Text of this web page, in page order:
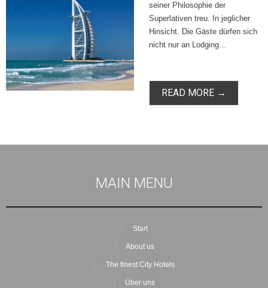
seiner Philosophie der
Superlativen treu. In jeglicher
Hinsicht. Die Gäste dürfen sich
nicht nur an Lodging…
READ MORE →
MAIN MENU
Start
About us
The finest City Hotels
Über uns